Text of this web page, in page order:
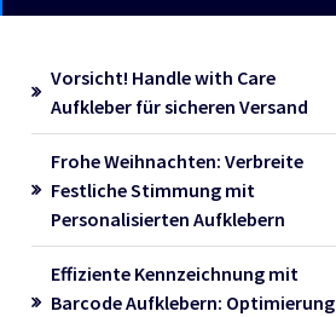
Vorsicht! Handle with Care
Aufkleber für sicheren Versand
Frohe Weihnachten: Verbreite
Festliche Stimmung mit
Personalisierten Aufklebern
Effiziente Kennzeichnung mit
Barcode Aufklebern: Optimierung